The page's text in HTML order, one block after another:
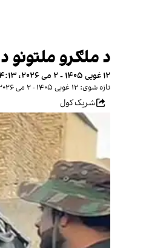
د ملګرو
۱۲ غویی ۱۴۰۵ - ۲ می ۲۰۲۶، ۰۴:۱۳ GMT+۱
تازه شوی: ۱۲ غویی ۱۴۰۵ - ۲ می ۲۰۲۶، ۰۵:۲۲ GMT+۱
شریک کول